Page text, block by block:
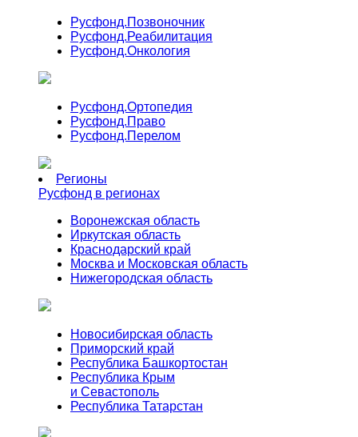
Русфонд.Позвоночник
Русфонд.Реабилитация
Русфонд.Онкология
Русфонд.Ортопедия
Русфонд.Право
Русфонд.Перелом
Регионы
Русфонд в регионах
Воронежская область
Иркутская область
Краснодарский край
Москва и Московская область
Нижегородская область
Новосибирская область
Приморский край
Республика Башкортостан
Республика Крым
и Севастополь
Республика Татарстан